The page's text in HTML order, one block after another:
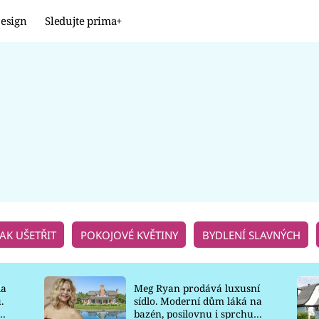
Sledujte prima+
UŠETŘIT POKOJOVÉ KVĚTINY BYDLENÍ SLAVNÝCH
Meg Ryan prodává luxusní
sídlo. Moderní dům láká na
bazén, posilovnu i sprchu